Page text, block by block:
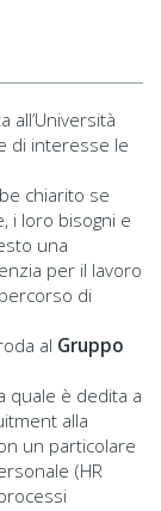
all’Università
di interesse le
chiarito se
i loro bisogni e
una
per il lavoro
di
al Gruppo
quale è dedita a
alla
un particolare
(HR